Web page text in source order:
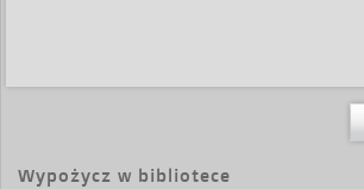
Czy zdołają ocalić
walczyć z Siewcą
Anioł Zagłady, bez
odrzuconych, Niebios i
Siewca Wiatru, nicość i
Wypożycz w bibliotece